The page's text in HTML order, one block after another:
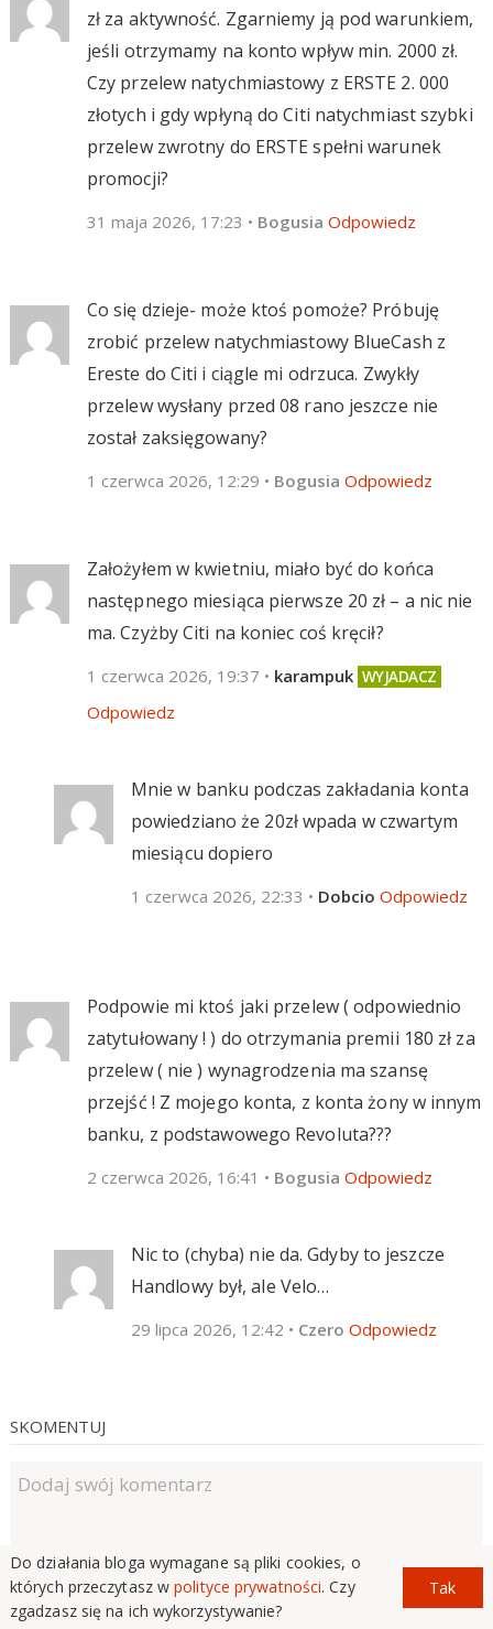
zł za aktywność. Zgarniemy ją pod warunkiem,
jeśli otrzymamy na konto wpływ min. 2000 zł.
Czy przelew natychmiastowy z ERSTE 2. 000
złotych i gdy wpłyną do Citi natychmiast szybki
przelew zwrotny do ERSTE spełni warunek
promocji?
31 maja 2026, 17:23 • Bogusia Odpowiedz
Co się dzieje- może ktoś pomoże? Próbuję
zrobić przelew natychmiastowy BlueCash z
Ereste do Citi i ciągle mi odrzuca. Zwykły
przelew wysłany przed 08 rano jeszcze nie
został zaksięgowany?
1 czerwca 2026, 12:29 • Bogusia Odpowiedz
Założyłem w kwietniu, miało być do końca
następnego miesiąca pierwsze 20 zł – a nic nie
ma. Czyżby Citi na koniec coś kręcił?
1 czerwca 2026, 19:37 • karampuk
Odpowiedz
Mnie w banku podczas zakładania konta
powiedziano że 20zł wpada w czwartym
miesiącu dopiero
1 czerwca 2026, 22:33 • Dobcio Odpowiedz
Podpowie mi ktoś jaki przelew ( odpowiednio
zatytułowany ! ) do otrzymania premii 180 zł za
przelew ( nie ) wynagrodzenia ma szansę
przejść ! Z mojego konta, z konta żony w innym
banku, z podstawowego Revoluta???
2 czerwca 2026, 16:41 • Bogusia Odpowiedz
Nic to (chyba) nie da. Gdyby to jeszcze
Handlowy był, ale Velo…
29 lipca 2026, 12:42 • Czero Odpowiedz
SKOMENTUJ
Do działania bloga wymagane są pliki cookies, o
których przeczytasz wpolityce prywatności. Czy
zgadzasz się na ich wykorzystywanie?
Tak